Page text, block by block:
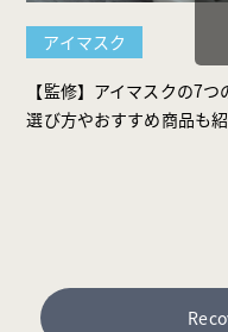
アイマスク
【監修】アイマスクの7つ
選び方やおすすめ商品も